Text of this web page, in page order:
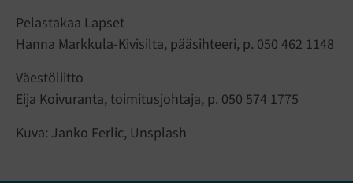
Pelastakaa Lapset
Hanna Markkula-Kivisilta, pääsihteeri, p. 050 462 1148
Väestöliitto
Eija Koivuranta, toimitusjohtaja, p. 050 574 1775
Kuva: Janko Ferlic, Unsplash